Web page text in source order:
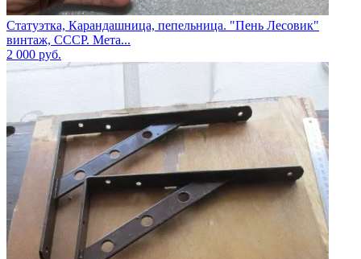
Статуэтка, Карандашница, пепельница. "Пень Лесовик"
винтаж, СССР. Мета...
2 000 руб.